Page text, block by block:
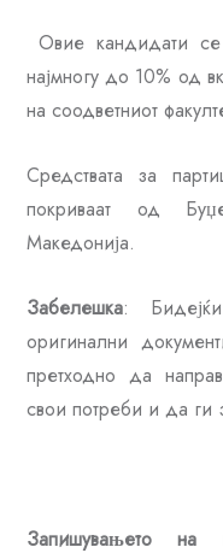
Овие кандидати се
најмногу до 10% од
на соодветниот
Средствата за
покриваат од
Македонија.
Забелешка:
оригинални
претходно да
свои потреби и да ги
Запишувањето